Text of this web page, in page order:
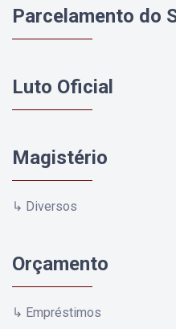
Parcelamento do
Luto Oficial
Magistério
↳ Diversos
Orçamento
↳ Empréstimos